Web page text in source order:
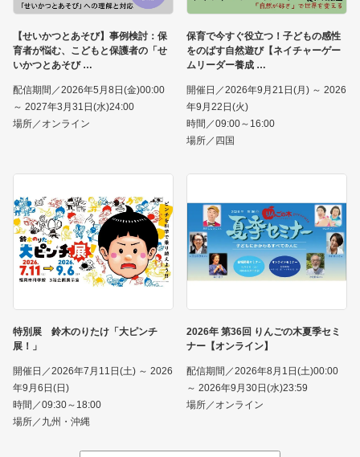
【せいかつとあそび】事例検討：保
育者が悩む、こどもと保護者の「せ
いかつとあそび
配信期間／2026年5月8日(金)00:00
～ 2027年3月31日(水)24:00
場所／オンライン
保育で今すぐ役立つ！子どもの感性
をのばす自然遊び【ネイチャーゲー
ムリーダー養成
開催日／2026年9月21日(月) ～ 2026
年9月22日(火)
時間／09:00～16:00
場所／四国
特別展 鈴木のりたけ「大ピンチ
展！」
開催日／2026年7月11日(土) ～ 2026
年9月6日(日)
時間／09:30～18:00
場所／九州・沖縄
2026年 第36回 りんごの木夏季セミ
ナー【オンライン】
配信期間／2026年8月1日(土)00:00
～ 2026年9月30日(水)23:59
場所／オンライン